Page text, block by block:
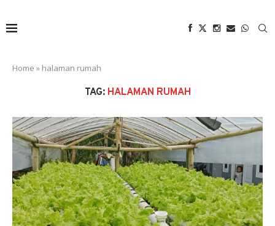
Home » halaman rumah
TAG: HALAMAN RUMAH